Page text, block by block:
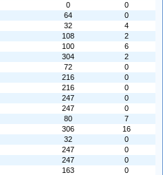
0
0
64
0
32
4
108
2
100
6
304
2
72
0
216
0
216
0
247
0
247
0
80
7
306
16
32
0
247
0
247
0
163
0